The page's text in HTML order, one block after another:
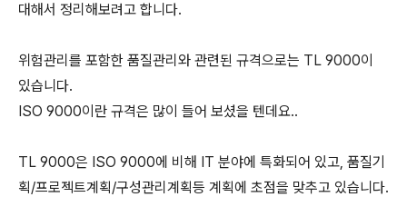
대해서 정리해보려고 합니다.
위험관리를 포함한 품질관리와 관련된 규격으로는 TL 9000이
있습니다.
ISO 9000이란 규격은 많이 들어 보셨을 텐데요..
TL 9000은 ISO 9000에 비해 IT 분야에 특화되어 있고, 품질기
획/프로젝트계획/구성관리계획등 계획에 초점을 맞추고 있습니다.